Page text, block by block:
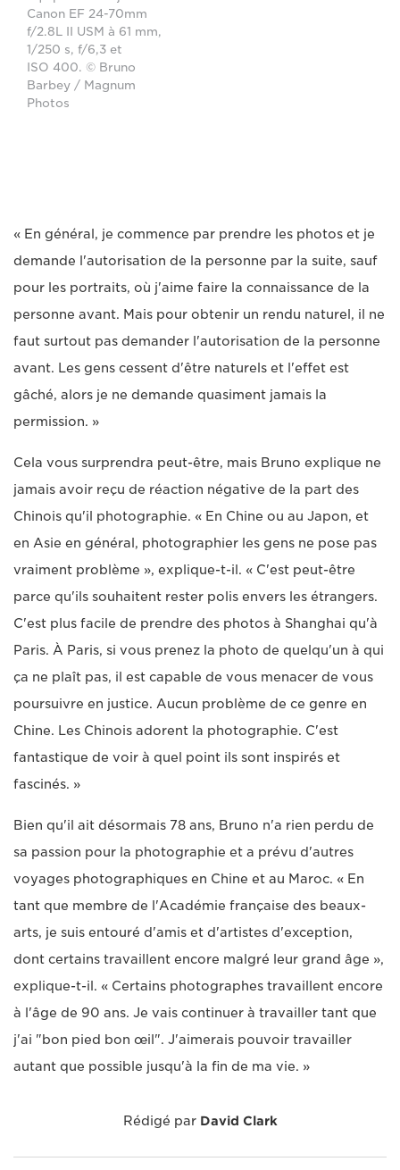
Canon EF 24-70mm
f/2.8L II USM à 61 mm,
1/250 s, f/6,3 et
ISO 400. © Bruno
Barbey / Magnum
Photos
« En général, je commence par prendre les photos et je
demande l'autorisation de la personne par la suite, sauf
pour les portraits, où j'aime faire la connaissance de la
personne avant. Mais pour obtenir un rendu naturel, il ne
faut surtout pas demander l'autorisation de la personne
avant. Les gens cessent d'être naturels et l'effet est
gâché, alors je ne demande quasiment jamais la
permission. »
Cela vous surprendra peut-être, mais Bruno explique ne
jamais avoir reçu de réaction négative de la part des
Chinois qu'il photographie. « En Chine ou au Japon, et
en Asie en général, photographier les gens ne pose pas
vraiment problème », explique-t-il. « C'est peut-être
parce qu'ils souhaitent rester polis envers les étrangers.
C'est plus facile de prendre des photos à Shanghai qu'à
Paris. À Paris, si vous prenez la photo de quelqu'un à qui
ça ne plaît pas, il est capable de vous menacer de vous
poursuivre en justice. Aucun problème de ce genre en
Chine. Les Chinois adorent la photographie. C'est
fantastique de voir à quel point ils sont inspirés et
fascinés. »
Bien qu'il ait désormais 78 ans, Bruno n'a rien perdu de
sa passion pour la photographie et a prévu d'autres
voyages photographiques en Chine et au Maroc. « En
tant que membre de l'Académie française des beaux-
arts, je suis entouré d'amis et d'artistes d'exception,
dont certains travaillent encore malgré leur grand âge »,
explique-t-il. « Certains photographes travaillent encore
à l'âge de 90 ans. Je vais continuer à travailler tant que
j'ai "bon pied bon œil". J'aimerais pouvoir travailler
autant que possible jusqu'à la fin de ma vie. »
Rédigé par David Clark